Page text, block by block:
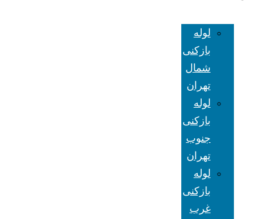
لوله
بازکنی
شمال
تهران
لوله
بازکنی
جنوب
تهران
لوله
بازکنی
غرب